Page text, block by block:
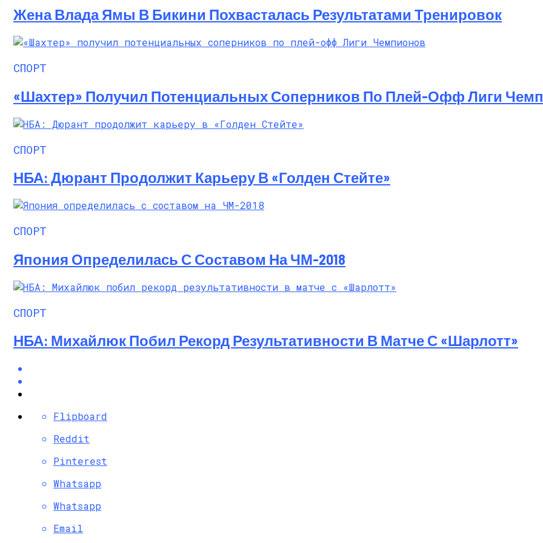
Алёна Шоптенко Показала Танцевальный Мастер-Класс На Пляже В Турции
Жена Влада Ямы В Бикини Похвасталась Результатами Тренировок
СПОРТ
«Шахтер» Получил Потенциальных Соперников По Плей-Офф Лиги
СПОРТ
НБА: Дюрант Продолжит Карьеру В «Голден Стейте»
СПОРТ
Япония Определилась С Составом На ЧМ-2018
СПОРТ
НБА: Михайлюк Побил Рекорд Результативности В Матче С «Шарлотт»
Flipboard
Reddit
Pinterest
Whatsapp
Whatsapp
Email